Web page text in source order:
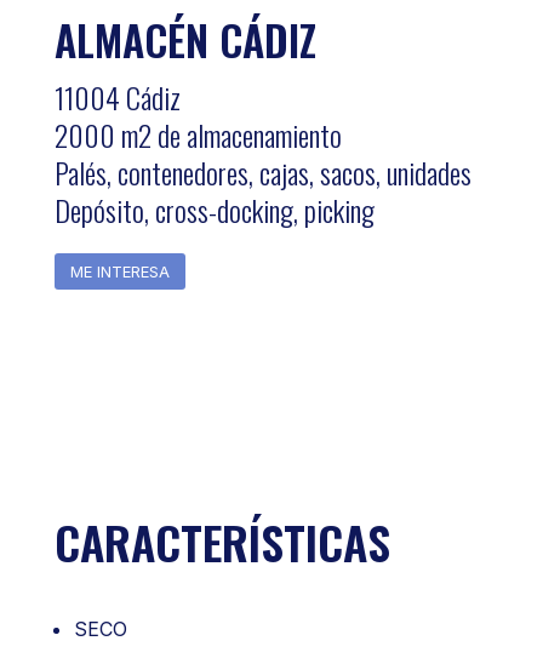
ALMACÉN CÁDIZ
11004 Cádiz
2000 m2 de almacenamiento
Palés, contenedores, cajas, sacos, unidades
Depósito, cross-docking, picking
ME INTERESA
CARACTERÍSTICAS
SECO